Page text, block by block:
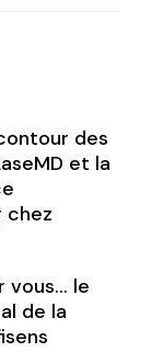
des
et la
chez
vous… le
de la